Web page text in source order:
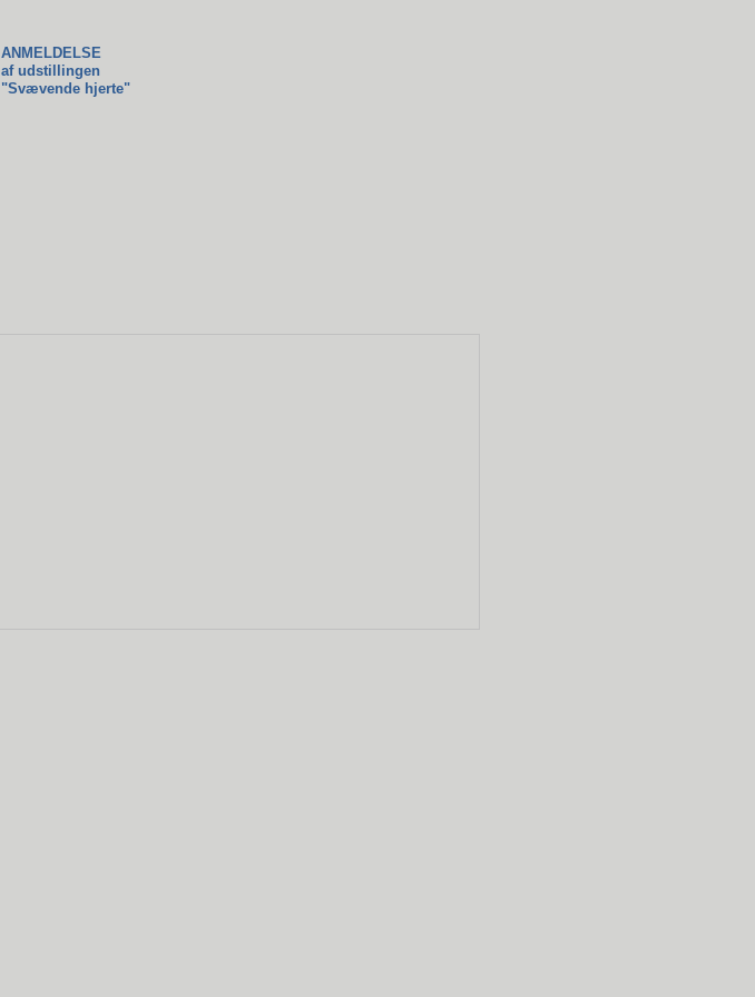
ANMELDELSE
af udstillingen
"Svævende hjerte"